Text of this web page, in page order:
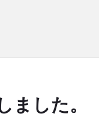
ました。